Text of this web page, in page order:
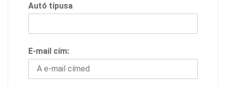
Autó típusa
E-mail cím: